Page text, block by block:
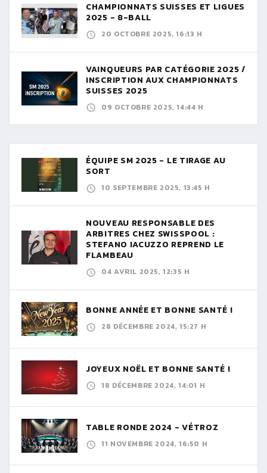
CHAMPIONNATS SUISSES ET LIGUES
2025 - 8-BALL
20 OCTOBRE 2025, 16:13 H
VAINQUEURS PAR CATÉGORIE 2025 /
INSCRIPTION AUX CHAMPIONNATS
SUISSES 2025
09 OCTOBRE 2025, 14:44 H
ÉQUIPE SM 2025 - LE TIRAGE AU
SORT
10 SEPTEMBRE 2025, 13:45 H
NOUVEAU RESPONSABLE DES
ARBITRES CHEZ SWISSPOOL :
STEFANO IACUZZO REPREND LE
FLAMBEAU
04 AVRIL 2025, 12:35 H
BONNE ANNÉE ET BONNE SANTÉ !
28 DÉCEMBRE 2024, 15:27 H
JOYEUX NOËL ET BONNE SANTÉ !
18 DÉCEMBRE 2024, 14:01 H
TABLE RONDE 2024 - VÉTROZ
11 NOVEMBRE 2024, 16:50 H